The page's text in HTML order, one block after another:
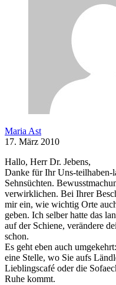
Maria Ast
17. März 2010
Hallo, Herr Dr. Jebens,
Danke für Ihr Uns-teilhaben-
Sehnsüchten.
verwirklichen. Bei Ihrer
mir ein, wie wichtig Orte
geben. Ich selber hatte das
auf der Schiene, verändere
schon.
Es geht eben auch
eine Stelle, wo Sie aufs
Lieblingscafé oder die
Ruhe kommt.